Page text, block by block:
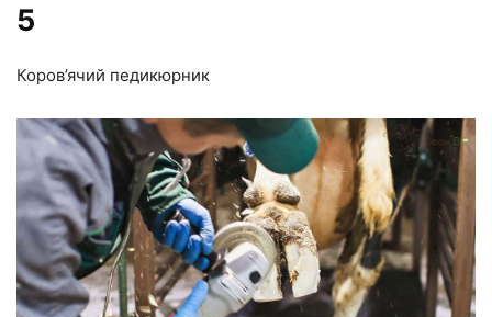
5
Коров’ячий педикюрник